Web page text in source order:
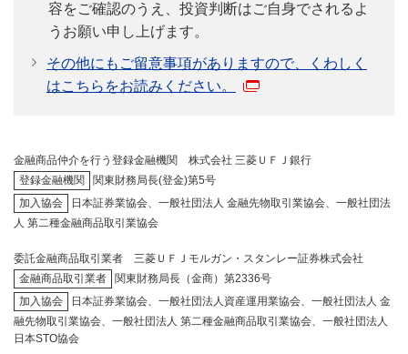
容をご確認のうえ、投資判断はご自身でされるよ
うお願い申し上げます。
その他にもご留意事項がありますので、くわしく
はこちらをお読みください。
金融商品仲介を行う登録金融機関 株式会社 三菱ＵＦＪ銀行
登録金融機関
関東財務局長(登金)第5号
加入協会
日本証券業協会、一般社団法人 金融先物取引業協会、一般社団法
人 第二種金融商品取引業協会
委託金融商品取引業者 三菱ＵＦＪモルガン・スタンレー証券株式会社
金融商品取引業者
関東財務局長（金商）第2336号
加入協会
日本証券業協会、一般社団法人資産運用業協会、一般社団法人 金
融先物取引業協会、一般社団法人 第二種金融商品取引業協会、一般社団法人
日本STO協会